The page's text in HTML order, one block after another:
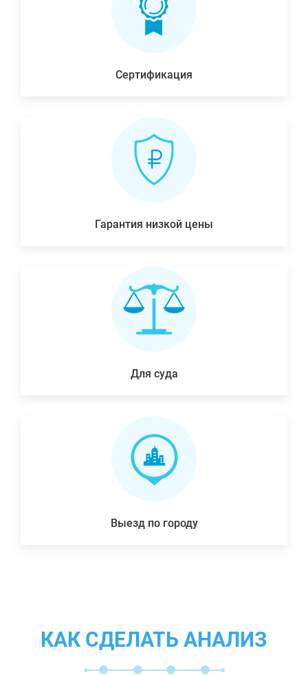
Сертификация
Гарантия низкой цены
Для суда
Выезд по городу
КАК СДЕЛАТЬ АНАЛИЗ